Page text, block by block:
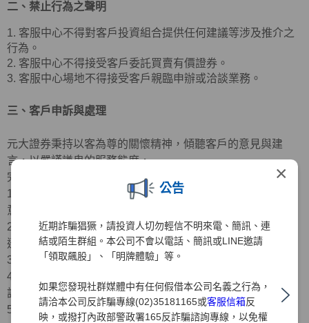
×
公告
近期詐騙猖獗，請投資人切勿輕信不明來電、簡訊、連
結或陌生群組。本公司不會以電話、簡訊或LINE邀請
「領取飆股」、「明牌體驗」等。
如果您發現社群媒體中有任何假借本公司名義之行為，
請洽本公司反詐騙專線(02)35181165或客服信箱反
映，或撥打內政部警政署165反詐騙諮詢專線，以免權
二、禁止行為之聲明
1. 客服中心不得對客戶投資組合提供任何建議等涉及推介之
行為。
2. 客服中心不得接受客戶委託買賣有價證券。
3. 客服中心場地不得接受客戶親臨申辦或洽談業務。
三、客戶申訴與處理
元大證券秉持以客為尊的關懷精神，傾聽客戶的意見與建
言，以嚴謹謙卑的服務態度，
完善客訴處理程序
1.專人服務：重視客戶意見，編制專人耐心傾聽、記錄客戶
意見
2.受理申訴：接獲申訴案件，立即受理並由專人確認問題後
迅速立案
3.案件處理：受理申訴案件之日起，在30日內完成處理
4.回覆結果：將以電話、電子郵件、專函或其他方式回覆申
訴人
5.處理流程：如下圖